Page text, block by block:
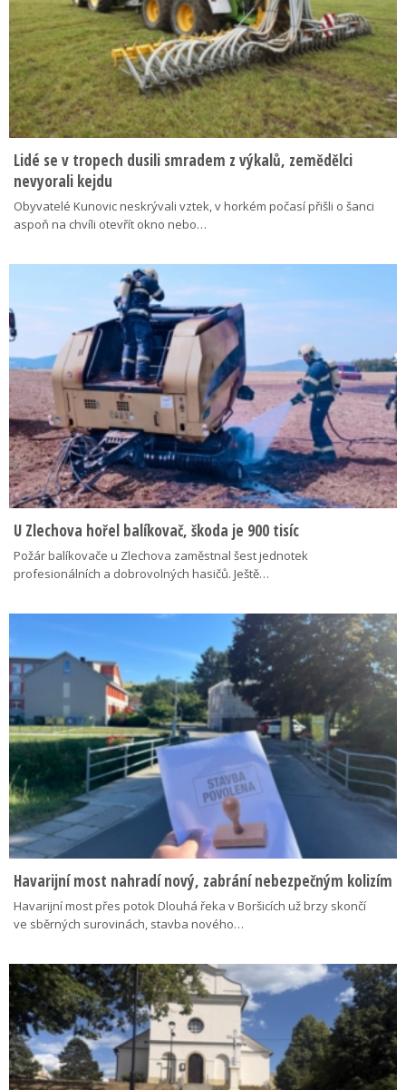
Lidé se v tropech dusili smradem z výkalů, zemědělci
nevyorali kejdu
Obyvatelé Kunovic neskrývali vztek, v horkém počasí přišli o šanci
aspoň na chvíli otevřít okno nebo…
U Zlechova hořel balíkovač, škoda je 900 tisíc
Požár balíkovače u Zlechova zaměstnal šest jednotek
profesionálních a dobrovolných hasičů. Ještě…
Havarijní most nahradí nový, zabrání nebezpečným kolizím
Havarijní most přes potok Dlouhá řeka v Boršicích už brzy skončí
ve sběrných surovinách, stavba nového…